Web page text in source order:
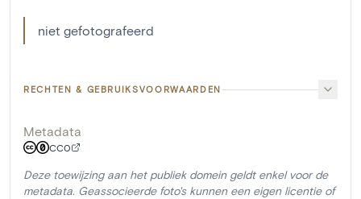
niet gefotografeerd
RECHTEN & GEBRUIKSVOORWAARDEN
Metadata
CC0
Deze toewijzing aan het publiek domein geldt enkel voor de
metadata. Geassocieerde foto's kunnen een eigen licentie of